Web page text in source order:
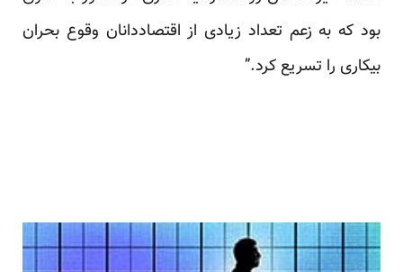
بود که به زعم تعداد زیادی از اقتصاددانان وقوع بحران
بیکاری را تسریع کرد.”